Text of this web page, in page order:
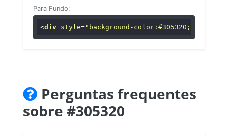
Para Fundo:
<div style="background-color:#305320;"
Perguntas frequentes
sobre #305320